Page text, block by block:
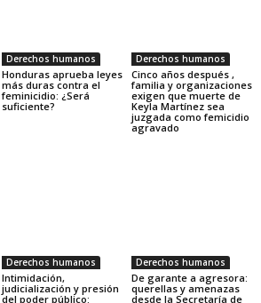
Derechos humanos
Honduras aprueba leyes
más duras contra el
feminicidio: ¿Será
suficiente?
Derechos humanos
Cinco años después ,
familia y organizaciones
exigen que muerte de
Keyla Martínez sea
juzgada como femicidio
agravado
Derechos humanos
Intimidación,
judicialización y presión
del poder público:
Derechos humanos
De garante a agresora:
querellas y amenazas
desde la Secretaría de